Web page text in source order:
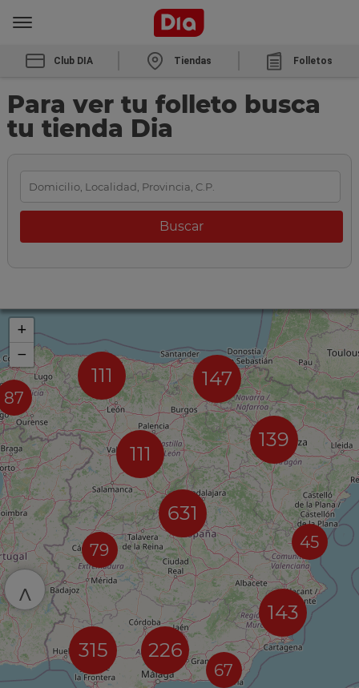
Club DIA Tiendas Folletos
Para ver tu folleto busca
tu tienda Dia
87
111 147
111
79
631
226
315
139
67
45
143
+
−
^